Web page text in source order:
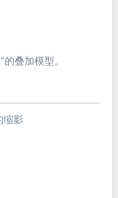
叠加模型。
缩影